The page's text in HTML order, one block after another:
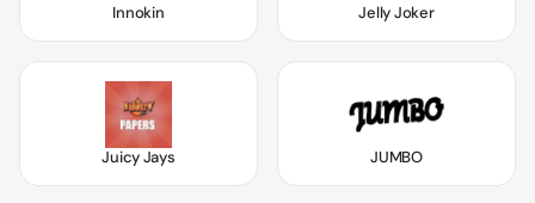
Innokin Jelly Joker
Juicy Jays JUMBO